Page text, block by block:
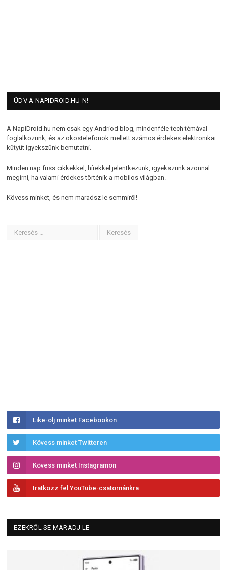
ÜDV A NAPIDROID.HU-N!
A NapiDroid.hu nem csak egy Andriod blog, mindenféle tech témával
foglalkozunk, és az okostelefonok mellett számos érdekes elektronikai
kütyüt igyekszünk bemutatni.
Minden nap friss cikkekkel, hírekkel jelentkezünk, igyekszünk azonnal
megírni, ha valami érdekes történik a mobilos világban.
Kövess minket, és nem maradsz le semmiről!
Like-olj minket Facebookon
Kövess minket Twitteren
Kövess minket Instagramon
Iratkozz fel YouTube-csatornánkra
EZEKRŐL SE MARADJ LE